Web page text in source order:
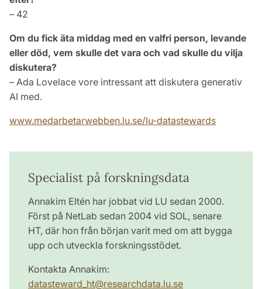
– 42
Om du fick äta middag med en valfri person, levande
eller död, vem skulle det vara och vad skulle du vilja
diskutera?
– Ada Lovelace vore intressant att diskutera generativ
AI med.
www.medarbetarwebben.lu.se/lu-datastewards
Specialist på forskningsdata
Annakim Eltén har jobbat vid LU sedan 2000.
Först på NetLab sedan 2004 vid SOL, senare
HT, där hon från början varit med om att bygga
upp och utveckla forskningsstödet.
Kontakta Annakim:
datasteward_ht@researchdata.lu.se